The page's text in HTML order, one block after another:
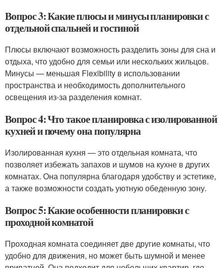
Вопрос 3: Какие плюсы и минусы планировки с
отдельной спальней и гостиной
Плюсы включают возможность разделить зоны для сна и
отдыха, что удобно для семьи или нескольких жильцов.
Минусы — меньшая Flexibility в использовании
пространства и необходимость дополнительного
освещения из-за разделения комнат.
Вопрос 4: Что такое планировка с изолированной
кухней и почему она популярна
Изолированная кухня — это отдельная комната, что
позволяет избежать запахов и шумов на кухне в других
комнатах. Она популярна благодаря удобству и эстетике,
а также возможности создать уютную обеденную зону.
Вопрос 5: Какие особенности планировки с
проходной комнатой
Проходная комната соединяет две другие комнаты, что
удобно для движения, но может быть шумной и менее